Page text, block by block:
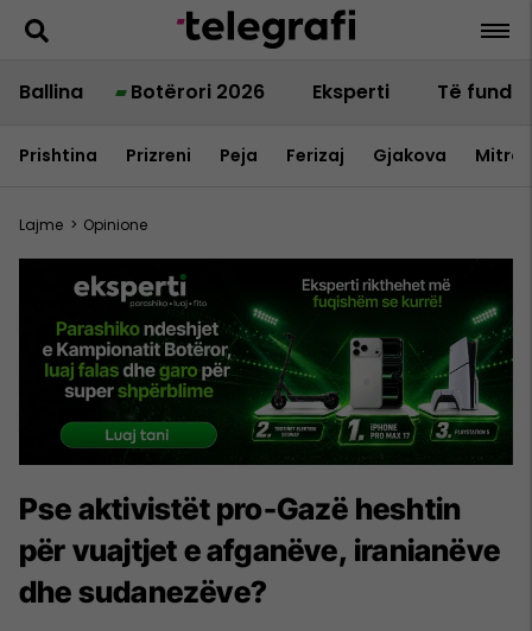
Ballina Botërori 2026 Eksperti Të fundit
Prishtina Prizreni Peja Ferizaj Gjakova
Lajme > Opinione
Pse aktivistët pro-Gazë heshtin
për vuajtjet e afganëve, iranianëve
dhe sudanezëve?